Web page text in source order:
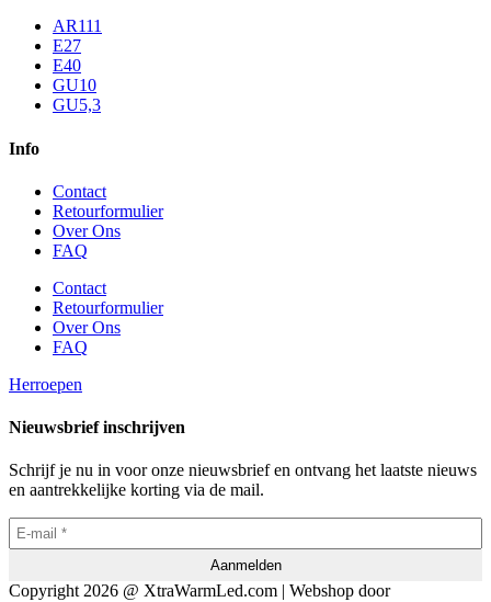
AR111
E27
E40
GU10
GU5,3
Info
Contact
Retourformulier
Over Ons
FAQ
Contact
Retourformulier
Over Ons
FAQ
Herroepen
Nieuwsbrief inschrijven
Schrijf je nu in voor onze nieuwsbrief en ontvang het laatste nieuws
en aantrekkelijke korting via de mail.
Copyright 2026 @ XtraWarmLed.com | Webshop door